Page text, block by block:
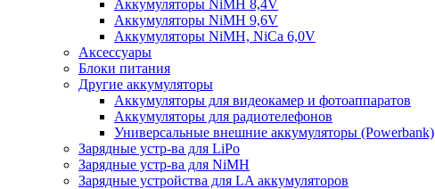
Аккумуляторы NiMH 8,4V
Аккумуляторы NiMH 9,6V
Аккумуляторы NiMH, NiCa 6,0V
Аксессуары
Блоки питания
Другие аккумуляторы
Аккумуляторы для видеокамер и фотоаппаратов
Аккумуляторы для радиотелефонов
Универсальные внешние аккумуляторы (Powerbank)
Зарядные устр-ва для LiPo
Зарядные устр-ва для NiMH
Зарядные устройства для LA аккумуляторов